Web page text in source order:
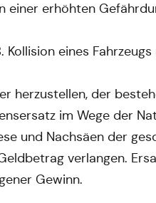
erhöhten
Kollision eines
herzustellen, der
im Wege der
und Nachsäen der
verlangen.
Gewinn.